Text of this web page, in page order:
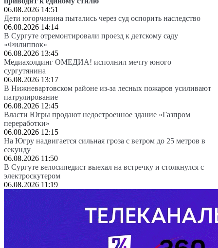
06.08.2026 14:51
Дети югорчанина пытались через суд оспорить наследство
06.08.2026 14:14
В Сургуте отремонтировали проезд к детскому саду
«Филиппок»
06.08.2026 13:45
Медиахолдинг ОМЕДИА! исполнил мечту юного
сургутянина
06.08.2026 13:17
В Нижневартовском районе из-за лесных пожаров усиливают
патрулирование
06.08.2026 12:45
Власти Югры продают недостроенное здание «Газпром
переработки»
06.08.2026 12:15
На Югру надвигается сильная гроза с ветром до 25 метров в
секунду
06.08.2026 11:50
В Сургуте велосипедист выехал на встречку и столкнулся с
электроскутером
06.08.2026 11:19